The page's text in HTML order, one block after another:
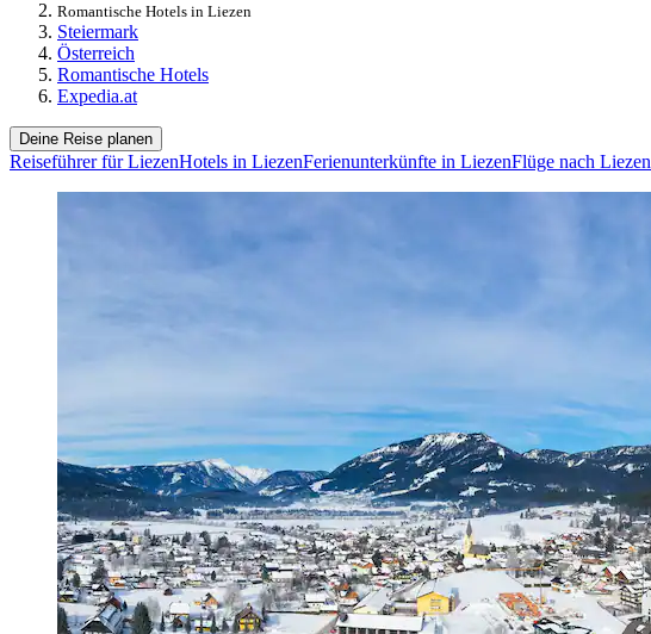
Romantische Hotels in Liezen
Steiermark
Österreich
Romantische Hotels
Expedia.at
Deine Reise planen
Reiseführer für LiezenHotels in LiezenFerienunterkünfte in LiezenFlüge nach Liezen